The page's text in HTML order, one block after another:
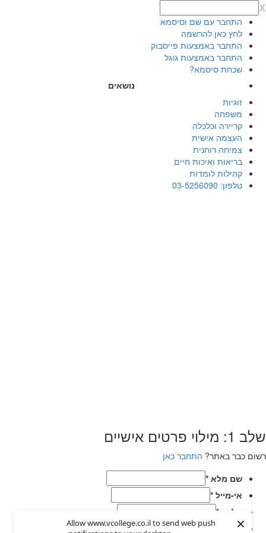
Allow www.vcollege.co.il to send web push
×
x
התחבר עם שם וסיסמא
לחץ כאן להרשמה
התחבר באמצעות פייסבוק
התחבר באמצעות גוגל
שכחת סיסמא?
נושאים
זוגיות
משפחה
קריירה וכלכלה
העצמה אישית
צמיחה רוחנית
בריאות ואיכות חיים
קהילות לומדות
טלפון: 03-5256090
שלב 1: מילוי פרטים אישיים
רשום כבר באתר? התחבר כאן
שם מלא *
אי-מייל *
טלפון *
בחר סיסמא*